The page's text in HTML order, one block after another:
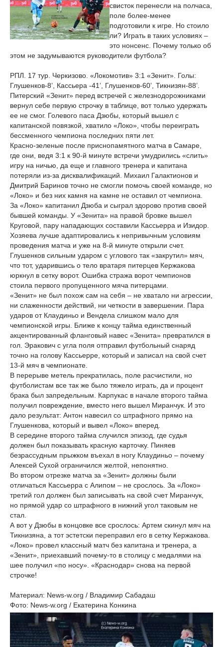
свисток перенесли на полчаса,
поле более-менее
подготовили к игре. Но стоило
ли? Играть в таких условиях –
это нонсенс. Почему только об
этом не задумываются руководители футбола?
РПЛ. 17 тур. Черкизово. «Локомотив» 3:1 «Зенит». Голы:
Глушенков-8’, Кассьера -41’, Глушенков-60’, Тикнизян-88’.
Питерский «Зенит» перед встречей с железнодорожниками
вернул себе первую строчку в таблице, вот только удержать
ее не смог. Голевого паса Дзюбы, который вышел с
капитанской повязкой, хватило «Локо», чтобы переиграть
бессменного чемпиона последних пяти лет.
Красно-зеленые после приснопамятного матча в Самаре,
где они, ведя 3:1 к 90-й минуте встречи умудрились «слить»
игру на ничью, да еще и главного тренера и капитана
потеряли из-за дисквалификаций. Михаил Галактионов и
Дмитрий Баринов точно не смогли помочь своей команде, но
«Локо» и без них камня на камне не оставил от чемпиона.
За «Локо» капитанил Дзюба и сыграл здорово против своей
бывшей команды. У «Зенита» на правой бровке вышел
Круговой, пару нападающих составили Кассьерра и Изидор.
Хозяева лучше адаптировались к непривычным условиям
проведения матча и уже на 8-й минуте открыли счет.
Глушенков сильным ударом с углового так «закрутил» мяч,
что тот, ударившись о тело вратаря питерцев Кержакова
юркнул в сетку ворот. Ошибка стража ворот чемпионов
стоила первого пропущенного мяча питерцами.
«Зенит» не был похож сам на себя – не хватало ни агрессии,
ни слаженности действий, ни четкости в завершении. Пара
ударов от Клаудиньо и Вендела слишком мало для
чемпионской игры. Ближе к концу тайма единственный
акцентированный фланговый навес «Зенита» превратился в
гол. Эракович с угла поля отправил футбольный снаряд
точно на голову Кассьерре, который и записал на свой счет
13-й мяч в чемпионате.
В перерыве метель прекратилась, поле расчистили, но
футболистам все так же было тяжело играть, да и процент
брака был запредельным. Карпукас в начале второго тайма
получил повреждение, вместо него вышел Миранчук. И это
дало результат: Антон навесил со штрафного прямо на
Глушенкова, который и вывел «Локо» вперед.
В середине второго тайма случился эпизод, где судья
должен был показывать красную карточку. Пиняев
безрассудным прыжком въехал в ногу Клаудиньо – почему
Алексей Сухой ограничился желтой, непонятно.
Во втором отрезке матча за «Зенит» должны были
отличаться Кассьерра с Алипом – не срослось. За «Локо»
третий гол должен был записывать на свой счет Миранчук,
но прямой удар со штрафного в нижний угол таковым не
стал.
А вот у Дзюбы в концовке все срослось: Артем скинул мяч на
Тикнизяна, а тот эстетски переправил его в сетку Кержакова.
«Локо» провел классный матч без капитана и тренера, а
«Зенит», приехавший почему-то в столицу с медалями на
шее получил «по носу». «Краснодар» снова на первой
строчке!
Материал: News-w.org / Владимир Сабадаш
Фото: News-w.org / Екатерина Конкина